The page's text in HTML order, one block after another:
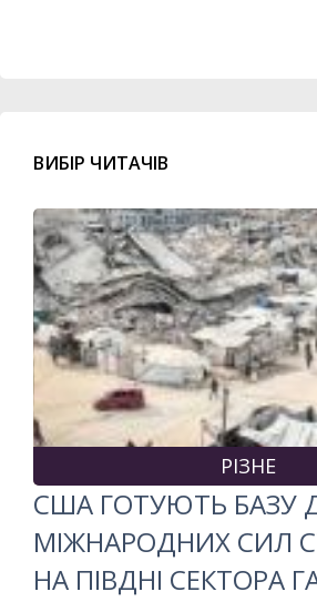
ВИБІР ЧИТАЧІВ
РІЗНЕ
США ГОТУЮТЬ БАЗУ
МІЖНАРОДНИХ СИЛ
НА ПІВДНІ СЕКТОРА